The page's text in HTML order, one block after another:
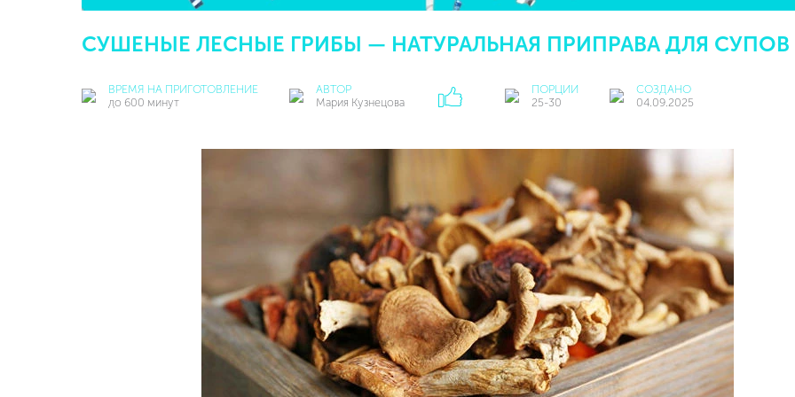
СУШЕНЫЕ ЛЕСНЫЕ ГРИБЫ — НАТУРАЛЬНАЯ ПРИПРАВА ДЛЯ
ВРЕМЯ НА ПРИГОТОВЛЕНИЕ
до 600 минут
АВТОР
Мария Кузнецова
ПОРЦИИ
25-30
СОЗДАНО
04.09.2025